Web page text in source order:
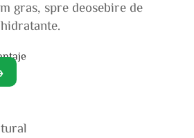
gras, spre deosebire de